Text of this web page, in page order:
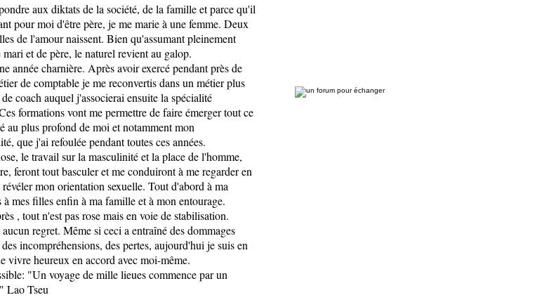
aux diktats de la société, de la famille et parce qu'il
pour moi d'être père, je me marie à une femme. Deux
de l'amour naissent. Bien qu'assumant pleinement
et de père, le naturel revient au galop.
année charnière. Après avoir exercé pendant près de
de comptable je me reconvertis dans un métier plus
coach auquel j'associerai ensuite la spécialité
formations vont me permettre de faire émerger tout ce
au plus profond de moi et notamment mon
que j'ai refoulée pendant toutes ces années.
le travail sur la masculinité et la place de l'homme,
feront tout basculer et me conduiront à me regarder en
mon orientation sexuelle. Tout d'abord à ma
à mes filles enfin à ma famille et à mon entourage.
, tout n'est pas rose mais en voie de stabilisation.
regret. Même si ceci a entraîné des dommages
incompréhensions, des pertes, aujourd'hui je suis en
vivre heureux en accord avec moi-même.
"Un voyage de mille lieues commence par un
Lao Tseu